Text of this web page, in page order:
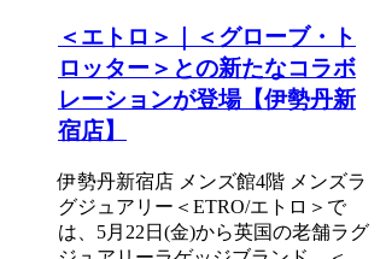
＜エトロ＞｜＜グローブ・ト
ロッター＞との新たなコラボ
レーションが登場【伊勢丹新
宿店】
伊勢丹新宿店 メンズ館4階 メンズラ
グジュアリー＜ETRO/エトロ＞で
は、5月22日(金)から英国の老舗ラグ